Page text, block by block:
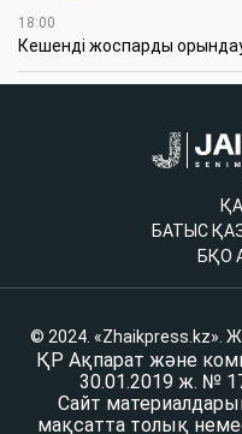
18:00
Кешенді жоспарды
БАТЫС
БҚО
© 2024. «Zhaikpress.kz».
ҚР Ақпарат және
30.01.2019 ж. №
Сайт
мақсатта толық